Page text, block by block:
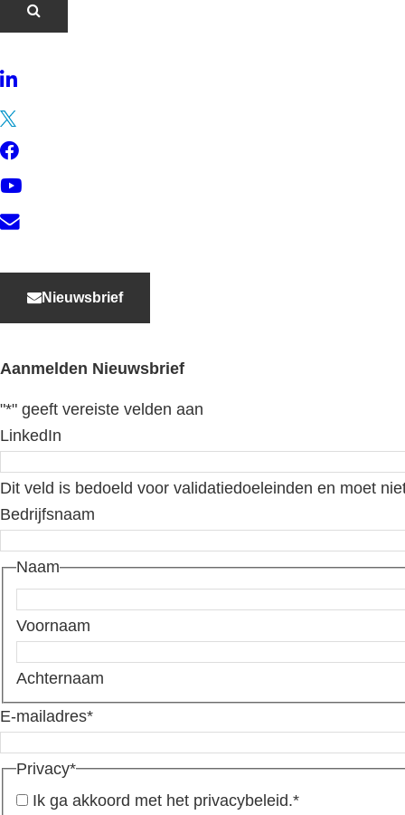
LinkedIn
YouTube
Contact
Nieuwsbrief
Aanmelden Nieuwsbrief
"*" geeft vereiste velden aan
LinkedIn
Dit veld is bedoeld voor validatiedoeleinden en moet
Bedrijfsnaam
Naam
Voornaam
Achternaam
E-mailadres*
Privacy*
Ik ga akkoord met het privacybeleid.*